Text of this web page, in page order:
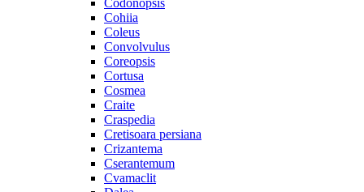
Codonopsis
Cohiia
Coleus
Convolvulus
Coreopsis
Cortusa
Cosmea
Craite
Craspedia
Cretisoara persiana
Crizantema
Cserantemum
Cvamaclit